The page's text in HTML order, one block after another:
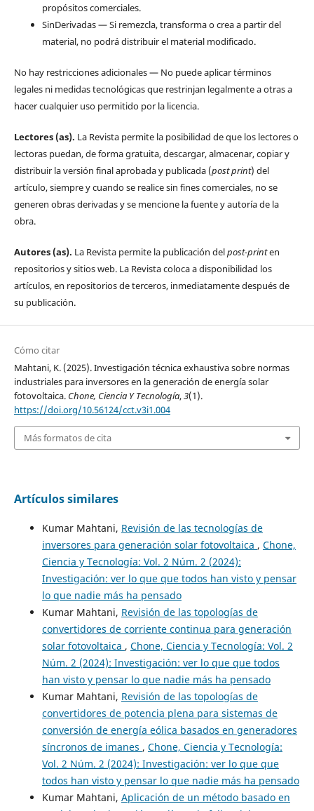
propósitos comerciales.
SinDerivadas — Si remezcla, transforma o crea a partir del
material, no podrá distribuir el material modificado.
No hay restricciones adicionales — No puede aplicar términos
legales ni medidas tecnológicas que restrinjan legalmente a otras a
hacer cualquier uso permitido por la licencia.
Lectores (as). La Revista permite la posibilidad de que los lectores o
lectoras puedan, de forma gratuita, descargar, almacenar, copiar y
distribuir la versión final aprobada y publicada (post print) del
artículo, siempre y cuando se realice sin fines comerciales, no se
generen obras derivadas y se mencione la fuente y autoría de la
obra.
Autores (as). La Revista permite la publicación delpost-printen
repositorios y sitios web. La Revista coloca a disponibilidad los
artículos, en repositorios de terceros, inmediatamente después de
su publicación.
Cómo citar
Mahtani, K. (2025). Investigación técnica exhaustiva sobre normas
industriales para inversores en la generación de energía solar
fotovoltaica. Chone, Ciencia Y Tecnología,3(1).
https://doi.org/10.56124/cct.v3i1.004
Más formatos de cita
Artículos similares
Kumar Mahtani, Revisión de las tecnologías de
inversores para generación solar fotovoltaica , Chone,
Ciencia y Tecnología: Vol. 2 Núm. 2 (2024):
Investigación: ver lo que que todos han visto y pensar
lo que nadie más ha pensado
Kumar Mahtani, Revisión de las topologías de
convertidores de corriente continua para generación
solar fotovoltaica , Chone, Ciencia y Tecnología: Vol. 2
Núm. 2 (2024): Investigación: ver lo que que todos
han visto y pensar lo que nadie más ha pensado
Kumar Mahtani, Revisión de las topologías de
convertidores de potencia plena para sistemas de
conversión de energía eólica basados en generadores
síncronos de imanes , Chone, Ciencia y Tecnología:
Vol. 2 Núm. 2 (2024): Investigación: ver lo que que
todos han visto y pensar lo que nadie más ha pensado
Kumar Mahtani, Aplicación de un método basado en